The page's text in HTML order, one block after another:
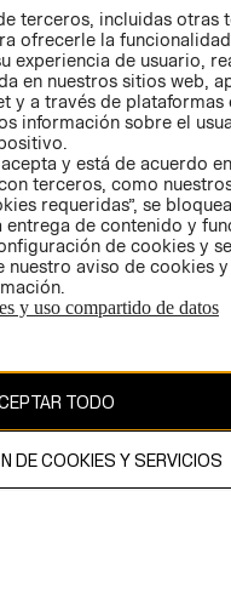
AVISO DE
PRIVACIDAD
GIFT CARD
AVISO DE
COOKIES
por copyright y es
terceros, incluidas otras
ofrecerle la
experiencia de usuario,
en nuestros sitios web,
y a través de plataformas
información sobre el
y está de acuerdo
terceros, como
requeridas”, se
de contenido y
de cookies y
nuestro aviso de cookies
y uso compartido de datos
TODO
DE COOKIES Y SERVICIOS